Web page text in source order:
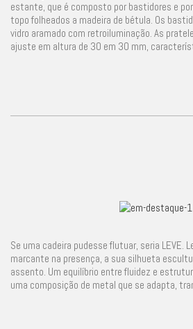
estante, que é composto por bastidores e
topo folheados a madeira de bétula. Os
vidro aramado com retroiluminação. As
ajuste em altura de 30 em 30 mm,
Se uma cadeira pudesse flutuar, seria LEVE.
marcante na presença, a sua silhueta
assento. Um equilíbrio entre fluidez e
uma composição de metal que se adapta,